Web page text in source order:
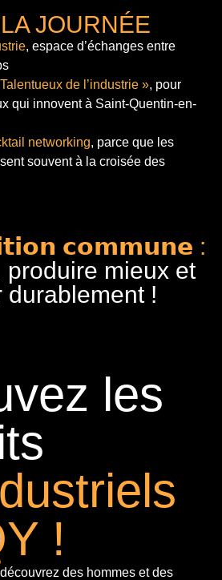
JOURNÉE
, espace d’échanges entre
de l’industrie », pour
qui innovent à Saint-Quentin-en-
networking, parce que les
souvent à la croisée des
𝗰𝗼𝗺𝗺𝘂𝗻𝗲 :
produire mieux et
durablement !
les
!
des hommes et des